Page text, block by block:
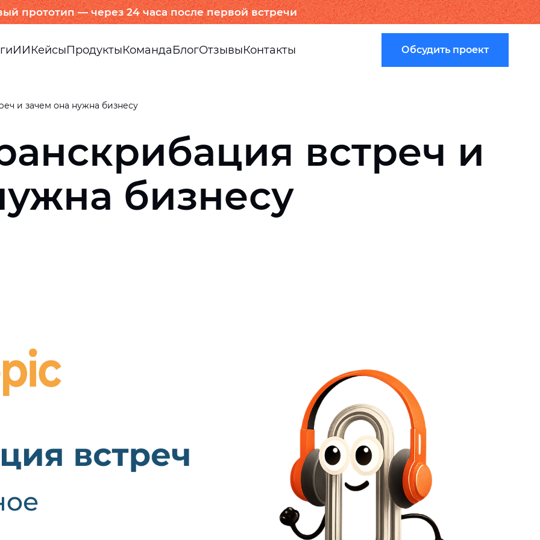
прототип — через 24 часа после первой встречи
ИИКейсыПродуктыКомандаБлогОтзывыКонтакты Обсудить проект
и зачем она нужна бизнесу
встреч и
бизнесу